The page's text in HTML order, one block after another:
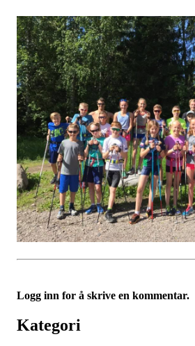
Logg inn for å skrive en kommentar.
Kategori